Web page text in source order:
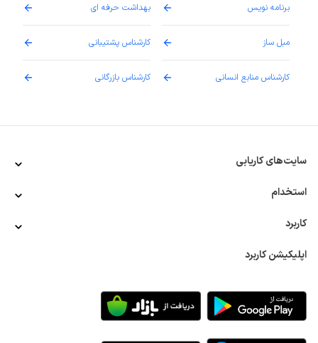
برنامه نویس
مبل ساز
کارشناس منابع انسانی
بهداشت حرفه ای
کارشناس پشتیبانی
کارشناس بازرگانی
سایت‌های کاریابی
استخدام
کاربرد
اپلیکیشن کاربرد